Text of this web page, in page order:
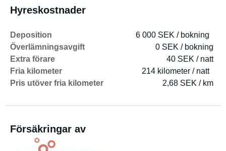
Hyreskostnader
Deposition
6 000 SEK / bokning
Överlämningsavgift
0 SEK / bokning
Extra förare
40 SEK / natt
Fria kilometer
214 kilometer / natt
Pris utöver fria kilometer
2,68 SEK / km
Försäkringar av